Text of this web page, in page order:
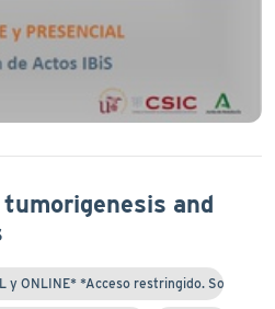
tumorigenesis and
y ONLINE* *Acceso restringido. Solo ...